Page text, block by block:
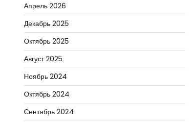
Апрель 2026
Декабрь 2025
Октябрь 2025
Август 2025
Ноябрь 2024
Октябрь 2024
Сентябрь 2024